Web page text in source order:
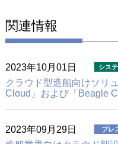
関連情報
2023年10月01日
クラウド型造船向けソリ
Cloud」および「Beagle
2023年09月29日